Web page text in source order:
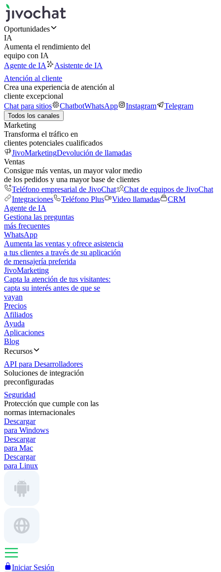
Oportunidades
IA
Aumenta el rendimiento del
equipo con IA
Agente de IA
Asistente de IA
Atención al cliente
Crea una experiencia de atención al
cliente excepcional
Chat para sitios
ChatbotWhatsApp Instagram Telegram
Todos los canales
Marketing
Transforma el tráfico en
clientes potenciales cualificados
JivoMarketingDevolución de llamadas
Ventas
Consigue más ventas, un mayor valor medio
de los pedidos y una mayor base de clientes
Teléfono empresarial de JivoChat
Chat de equipos de JivoChat
Integraciones
Teléfono Plus Video llamadas
CRM
Agente de IA
Gestiona las preguntas
más frecuentes
WhatsApp
Aumenta las ventas y ofrece asistencia
a tus clientes a través de su aplicación
de mensajería preferida
JivoMarketing
Capta la atención de tus visitantes:
capta su interés antes de que se
vayan
Precios
Afiliados
Ayuda
Aplicaciones
Blog
Recursos
API para Desarrolladores
Soluciones de integración
preconfiguradas
Seguridad
Protección que cumple con las
normas internacionales
Descargar
para Windows
Descargar
para Mac
Descargar
para Linux
Iniciar Sesión